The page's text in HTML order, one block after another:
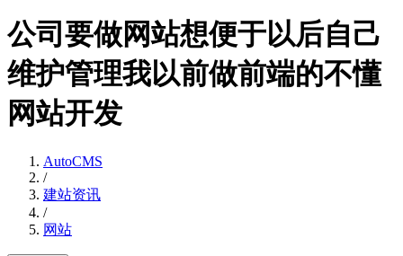
公司要做网站想便于以后自己
维护管理我以前做前端的不懂
网站开发
AutoCMS
/
建站资讯
/
网站